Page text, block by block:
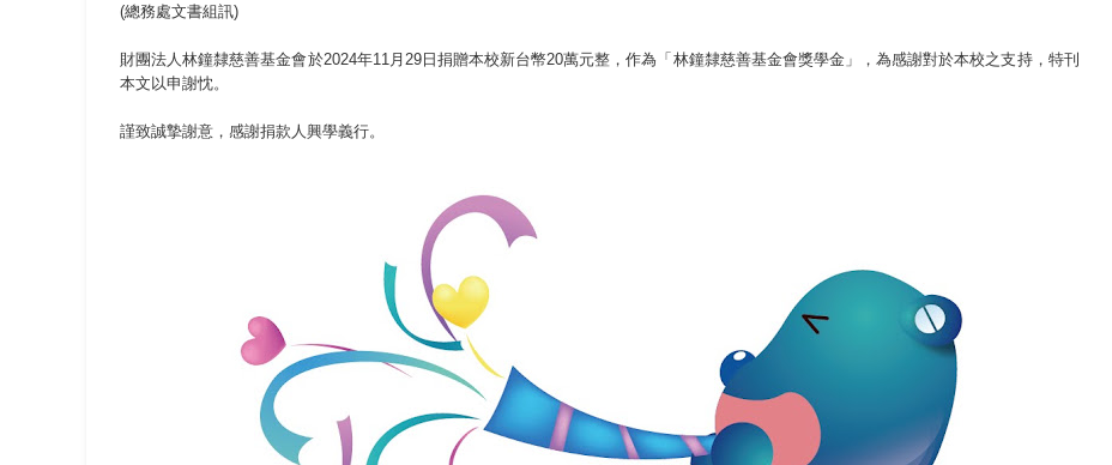
(總務處文書組訊)
財團法人林鐘隸慈善基金會於2024年11月29日捐贈本校新台幣20萬元整，作為「林鐘隸慈善基金會獎學金」，為感謝對於本校之支持，特刊
本文以申謝忱。
謹致誠摯謝意，感謝捐款人興學義行。